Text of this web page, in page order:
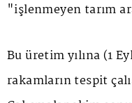
"işlenmeyen tarım
Bu üretim yılına (1
rakamların tespit